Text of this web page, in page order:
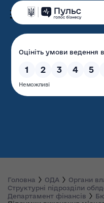
державна
Головна ОДА
Органи
Структурні підрозділи
Департамент фінансів